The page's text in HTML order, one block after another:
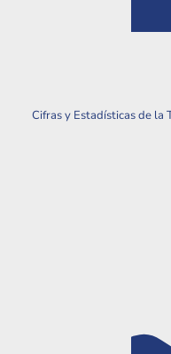
Cifras y Estadísticas de la